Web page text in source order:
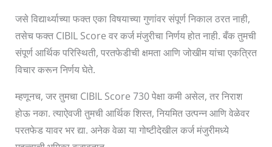
जसे विद्यार्थ्याच्या फक्त एका विषयाच्या गुणांवर संपूर्ण निकाल ठरत नाही,
तसेच फक्त CIBIL Score वर कर्ज मंजुरीचा निर्णय होत नाही. बँक तुमची
संपूर्ण आर्थिक परिस्थिती, परतफेडीची क्षमता आणि जोखीम यांचा एकत्रित
विचार करून निर्णय घेते.
म्हणूनच, जर तुमचा CIBIL Score 730 पेक्षा कमी असेल, तर निराश
होऊ नका. त्याऐवजी तुमची आर्थिक शिस्त, नियमित उत्पन्न आणि वेळेवर
परतफेड यावर भर द्या. अनेक वेळा या गोष्टीदेखील कर्ज मंजुरीमध्ये